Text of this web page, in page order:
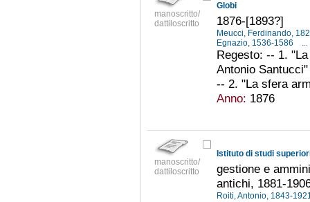
manoscritto/
dattiloscritto
Globi
1876-[1893?]
Meucci, Ferdinando,
Egnazio, 1536-1586
...
Regesto: -- 1.
Antonio
-- 2. "La sfera
Anno: 1876
manoscritto/
dattiloscritto
Istituto di studi
gestione e
antichi, 1881-
Roiti, Antonio, 1843-